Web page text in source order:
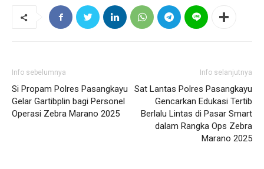
Info sebelumnya
Si Propam Polres Pasangkayu
Gelar Gartibplin bagi Personel
Operasi Zebra Marano 2025
Info selanjutnya
Sat Lantas Polres Pasangkayu
Gencarkan Edukasi Tertib
Berlalu Lintas di Pasar Smart
dalam Rangka Ops Zebra
Marano 2025